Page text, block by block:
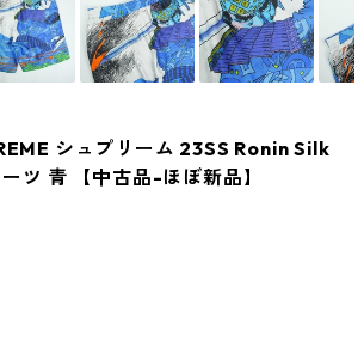
シュプリーム 23SS Ronin Silk
ツ 青 【中古品-ほぼ新品】